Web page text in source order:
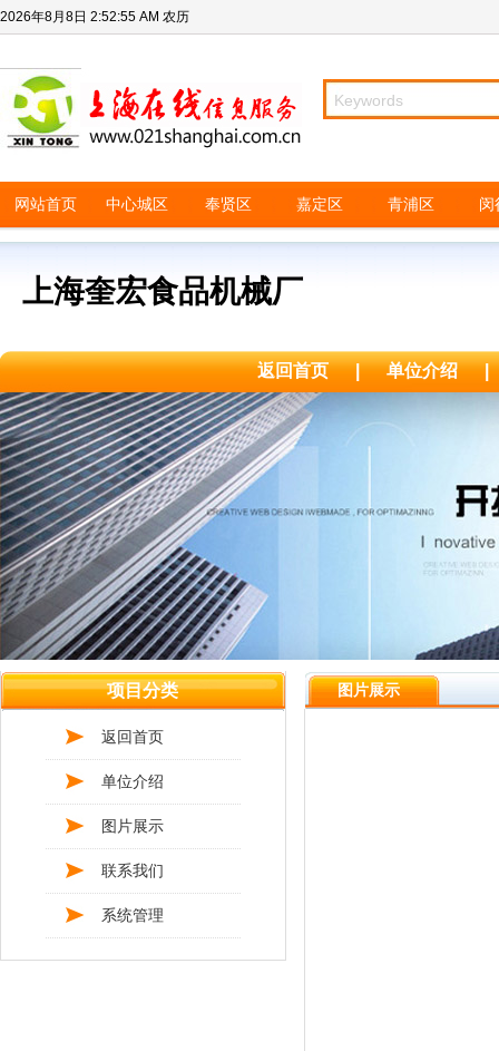
2026年8月8日 2:52:55 AM 农历
网站首页 中心城区 奉贤区 嘉定区 青浦区 闵
上海奎宏食品机械厂
返回首页 | 单位介绍 |
项目分类
返回首页
单位介绍
图片展示
联系我们
系统管理
图片展示